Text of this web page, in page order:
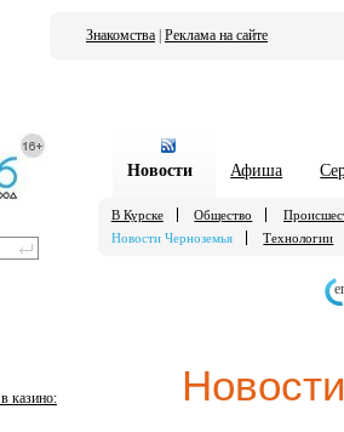
Знакомства Реклама на сайте
Новости Афиша
В Курске Общество
Новости Черноземья
Технологии
казино: